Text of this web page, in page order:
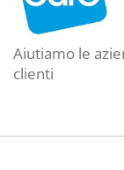
Aiutiamo le
clienti